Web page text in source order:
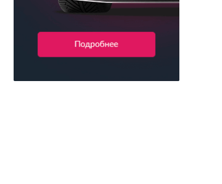
Оклейка «каблуков»